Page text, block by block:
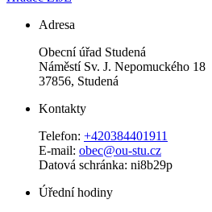
Adresa
Obecní úřad Studená
Náměstí Sv. J. Nepomuckého 18
37856, Studená
Kontakty
Telefon: +420384401911
E-mail: obec@ou-stu.cz
Datová schránka: ni8b29p
Úřední hodiny